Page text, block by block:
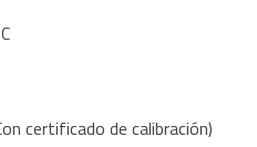
certificado de calibración)